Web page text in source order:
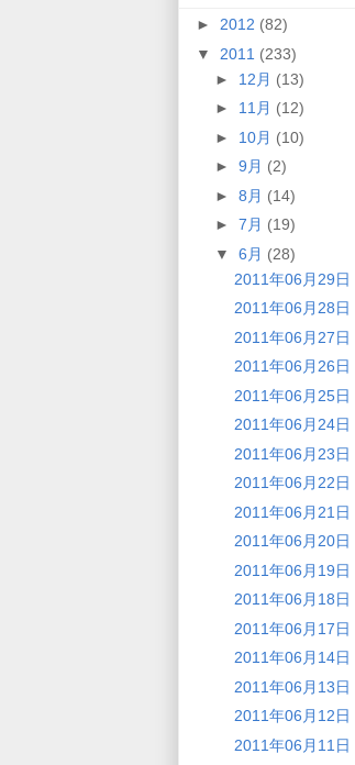
► 2012 (82)
▼ 2011 (233)
► 12月 (13)
► 11月 (12)
► 10月 (10)
► 9月 (2)
► 8月 (14)
► 7月 (19)
▼ 6月 (28)
2011年06月29日
2011年06月28日
2011年06月27日
2011年06月26日
2011年06月25日
2011年06月24日
2011年06月23日
2011年06月22日
2011年06月21日
2011年06月20日
2011年06月19日
2011年06月18日
2011年06月17日
2011年06月14日
2011年06月13日
2011年06月12日
2011年06月11日